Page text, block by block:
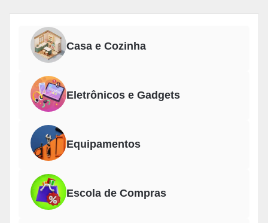
Casa e Cozinha
Eletrônicos e Gadgets
Equipamentos
Escola de Compras